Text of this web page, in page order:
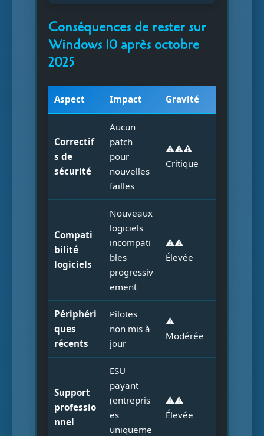
Conséquences de rester sur
Windows 10 après octobre
2025
Aspect Impact Gravité
Correctif
s de
sécurité
Aucun
patch
pour
nouvelles
failles
⚠️⚠️⚠️
Critique
Compati
bilité
logiciels
Nouveaux
logiciels
incompati
bles
progressiv
ement
⚠️⚠️
Élevée
Périphéri
ques
récents
Pilotes
non mis à
jour
⚠️
Modérée
Support
professio
nnel
ESU
payant
(entrepris
es
uniqueme
⚠️⚠️
Élevée